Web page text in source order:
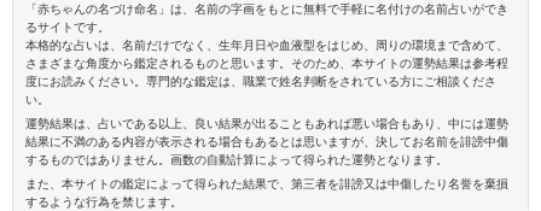
「赤ちゃんの名づけ命名」は、名前の字画をもとに無料で手軽に名付けの名前占いができ
るサイトです。
本格的な占いは、名前だけでなく、生年月日や血液型をはじめ、周りの環境まで含めて、
さまざまな角度から鑑定されるものと思います。そのため、本サイトの運勢結果は参考程
度にお読みください。専門的な鑑定は、職業で姓名判断をされている方にご相談くださ
い。
運勢結果は、占いである以上、良い結果が出ることもあれば悪い場合もあり、中には運勢
結果に不満のある内容が表示される場合もあるとは思いますが、決してお名前を誹謗中傷
するものではありません。画数の自動計算によって得られた運勢となります。
また、本サイトの鑑定によって得られた結果で、第三者を誹謗又は中傷したり名誉を棄損
するような行為を禁じます。